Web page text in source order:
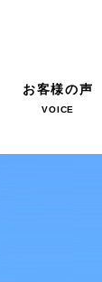
お客様の声
VOICE